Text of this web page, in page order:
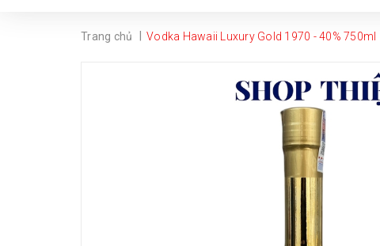
Trang chủ Vodka Hawaii Luxury Gold 1970 - 40% 750ml